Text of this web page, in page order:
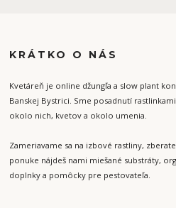
KRÁTKO O NÁS
Kvetáreň je online džungľa a slow plant
Banskej Bystrici. Sme posadnutí
okolo nich, kvetov a okolo umenia.
Zameriavame sa na izbové rastliny,
ponuke nájdeš nami miešané substráty,
doplnky a pomôcky pre pestovateľa.